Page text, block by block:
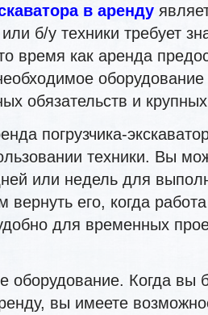
в аренду
б/у техники требует
время как аренда
обязательств и
погрузчика-
техники. Вы
или недель для
вернуть его, когда
для временных
оборудование. Когда вы
вы имеете